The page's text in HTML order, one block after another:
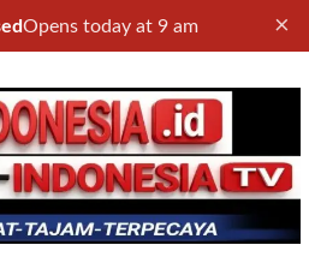
Opens today at 9 am ×